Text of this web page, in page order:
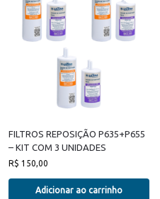
FILTROS REPOSIÇÃO P635+P655
– KIT COM 3 UNIDADES
R$ 150,00
Adicionar ao carrinho